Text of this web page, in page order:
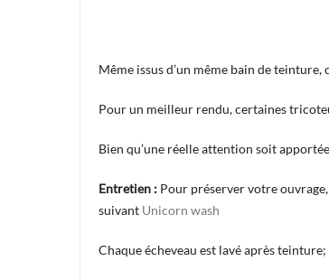
Même issus d’un même bain de
Pour un meilleur rendu, certaines
Bien qu’une réelle attention soit
Entretien : Pour préserver votre
suivant Unicorn wash
Chaque écheveau est lavé après